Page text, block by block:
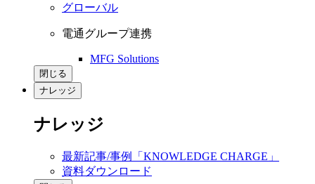
グローバル
電通グループ連携
MFG Solutions
閉じる
ナレッジ
ナレッジ
最新記事/事例「KNOWLEDGE CHARGE」
資料ダウンロード